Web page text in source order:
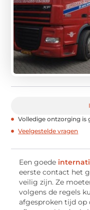
Volledige ontzorging is
Veelgestelde vragen
Een goede
eerste contact het
veilig zijn. Ze
volgens de regels
afgesproken tijd op